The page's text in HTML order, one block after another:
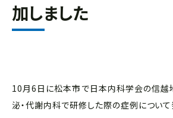
加しました
10月6日に松本市で日本内科学会の信越
泌・代謝内科で研修した際の症例につい